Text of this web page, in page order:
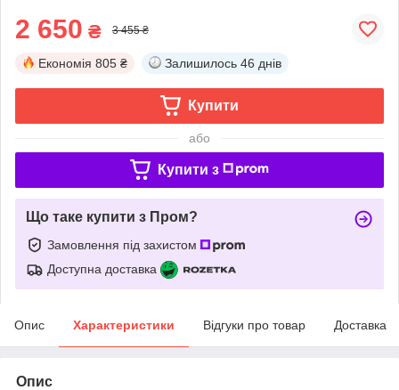
2 650 ₴ 3 455 ₴
Економія 805 ₴ Залишилось 46 днів
Купити
або
Купити з
Що таке купити з Пром?
Замовлення під захистом
Доступна доставка
Опис Характеристики Відгуки про товар Доставка
Опис